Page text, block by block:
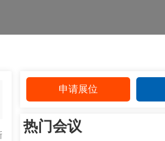
申请展位
热门会议